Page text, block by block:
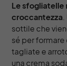
Le sfogliatelle
croccantezza
sottile che
sé per
tagliate e
una crema